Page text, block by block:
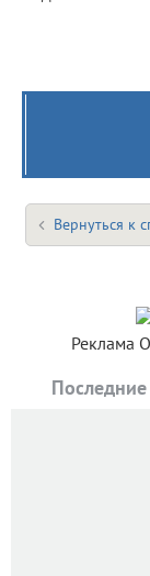
Вернуться к
Реклама